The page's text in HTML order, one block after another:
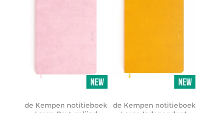
de Kempen notitieboek
de Kempen notitieboek